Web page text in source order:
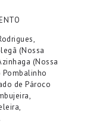
,
(Nossa
(Nossa
Pombalinho
de Pároco